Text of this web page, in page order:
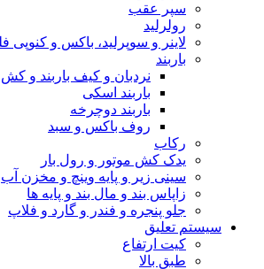
سپر عقب
رولرلید
لاینر و سوپرلید، باکس و کنوپی
باربند
نردبان و کیف باربند و
باربند اسکی
باربند دوچرخه
روف باکس و سبد
رکاب
یدک کش موتور و رول بار
سینی زیر و پایه وینچ و مخزن آب
زاپاس بند و مال بند و پایه ها
جلو پنجره و فندر و گارد و فلاپ
سیستم تعلیق
کیت ارتفاع
طبق بالا